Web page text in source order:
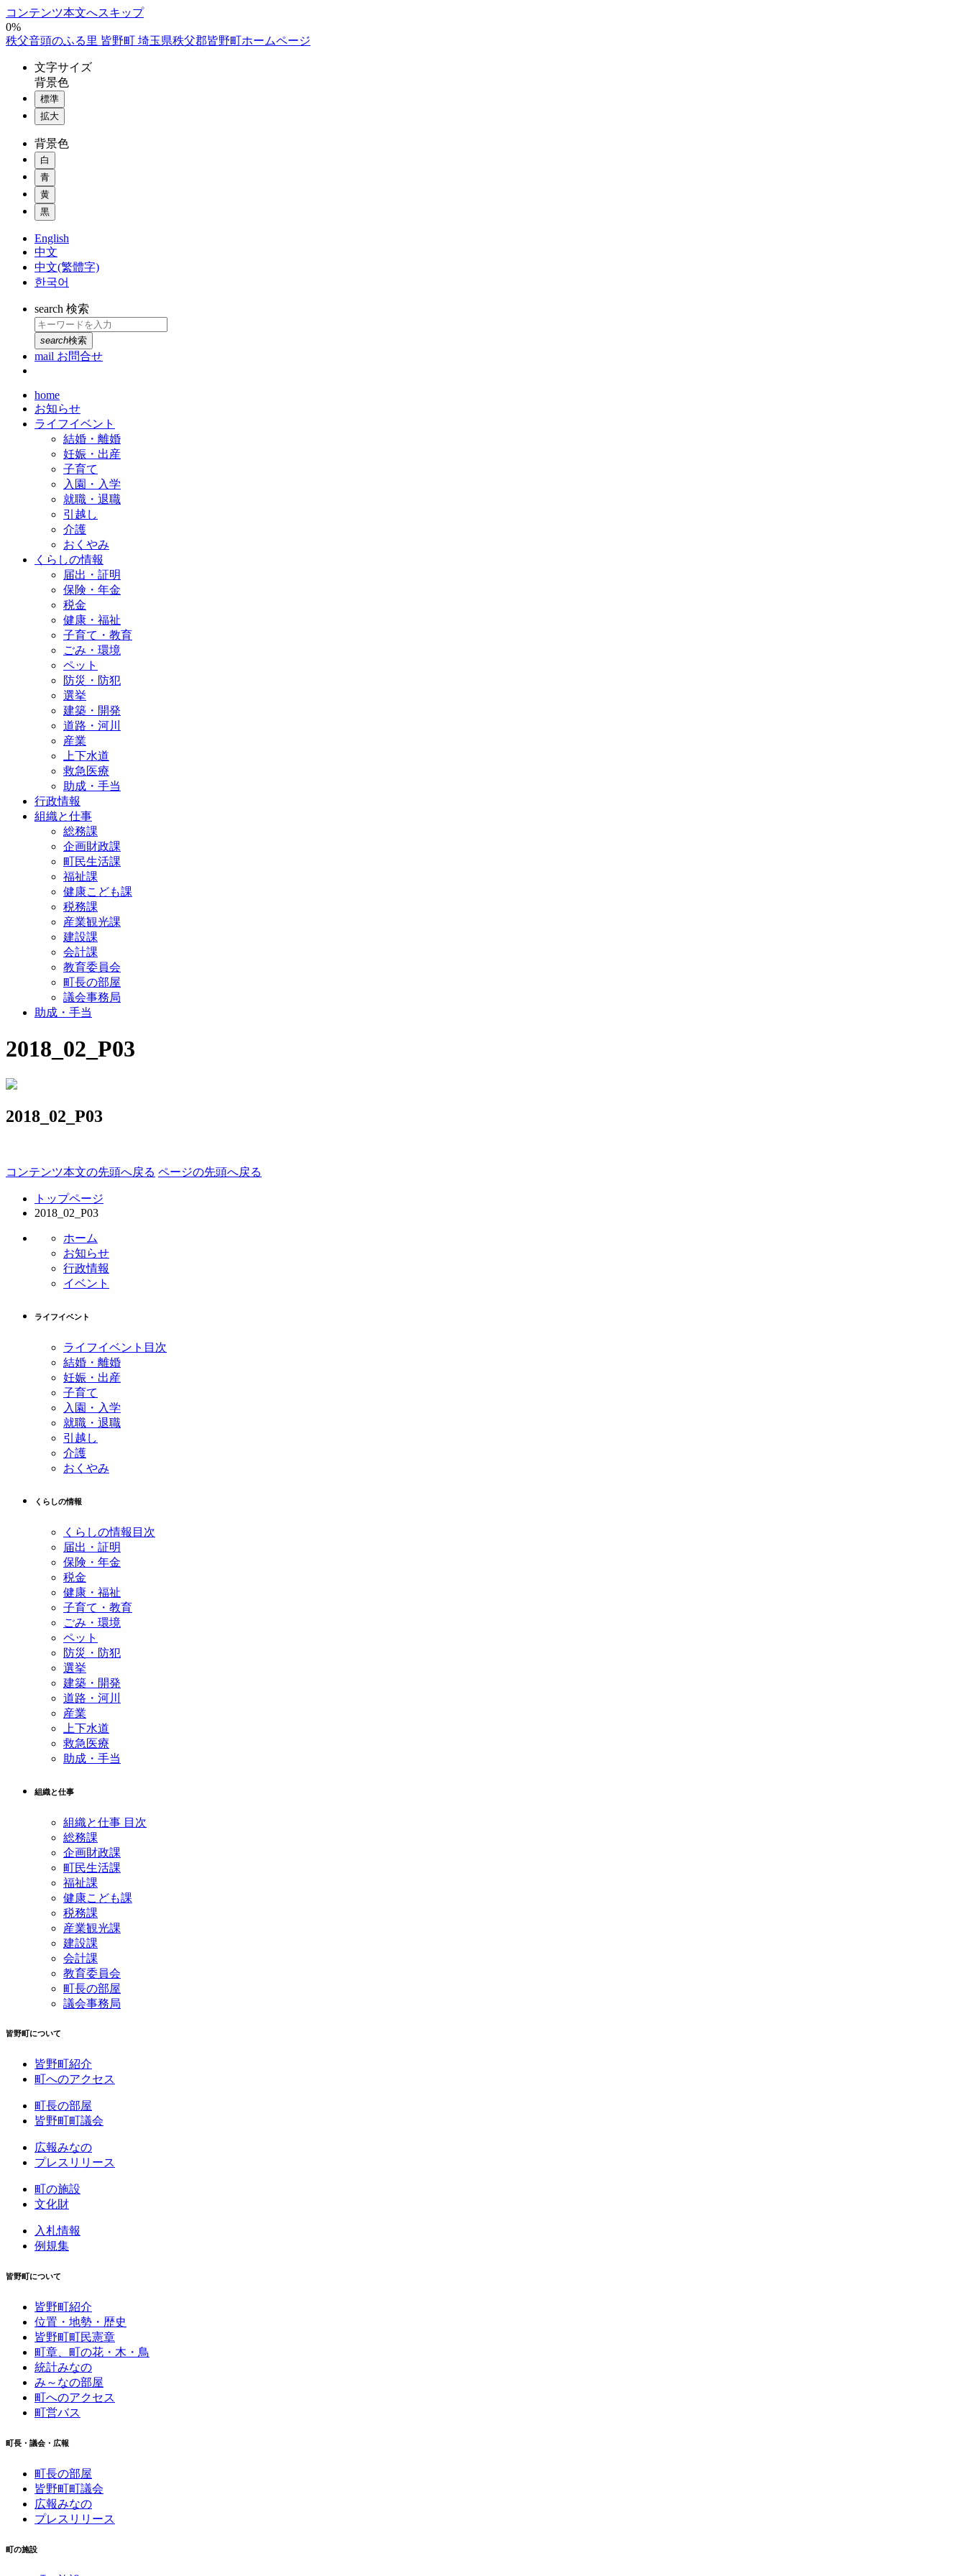
コンテンツ本文へスキップ
0%
秩父音頭のふる里 皆野町 埼玉県秩父郡皆野町ホームページ
文字サイズ
背景色
標準
拡大
背景色
白
青
黄
黒
English
中文
中文(繁體字)
한국어
search 検索
search検索
mail お問合せ
home
お知らせ
ライフイベント
結婚・離婚
妊娠・出産
子育て
入園・入学
就職・退職
引越し
介護
おくやみ
くらしの情報
届出・証明
保険・年金
税金
健康・福祉
子育て・教育
ごみ・環境
ペット
防災・防犯
選挙
建築・開発
道路・河川
産業
上下水道
救急医療
助成・手当
行政情報
組織と仕事
総務課
企画財政課
町民生活課
福祉課
健康こども課
税務課
産業観光課
建設課
会計課
教育委員会
町長の部屋
議会事務局
助成・手当
2018_02_P03
2018_02_P03
コンテンツ本文の先頭へ戻る ページの先頭へ戻る
トップページ
2018_02_P03
ホーム
お知らせ
行政情報
イベント
ライフイベント
ライフイベント目次
結婚・離婚
妊娠・出産
子育て
入園・入学
就職・退職
引越し
介護
おくやみ
くらしの情報
くらしの情報目次
届出・証明
保険・年金
税金
健康・福祉
子育て・教育
ごみ・環境
ペット
防災・防犯
選挙
建築・開発
道路・河川
産業
上下水道
救急医療
助成・手当
組織と仕事
組織と仕事 目次
総務課
企画財政課
町民生活課
福祉課
健康こども課
税務課
産業観光課
建設課
会計課
教育委員会
町長の部屋
議会事務局
皆野町について
皆野町紹介
町へのアクセス
町長の部屋
皆野町町議会
広報みなの
プレスリリース
町の施設
文化財
入札情報
例規集
皆野町について
皆野町紹介
位置・地勢・歴史
皆野町町民憲章
町章、町の花・木・鳥
統計みなの
み～なの部屋
町へのアクセス
町営バス
町長・議会・広報
町長の部屋
皆野町町議会
広報みなの
プレスリリース
町の施設